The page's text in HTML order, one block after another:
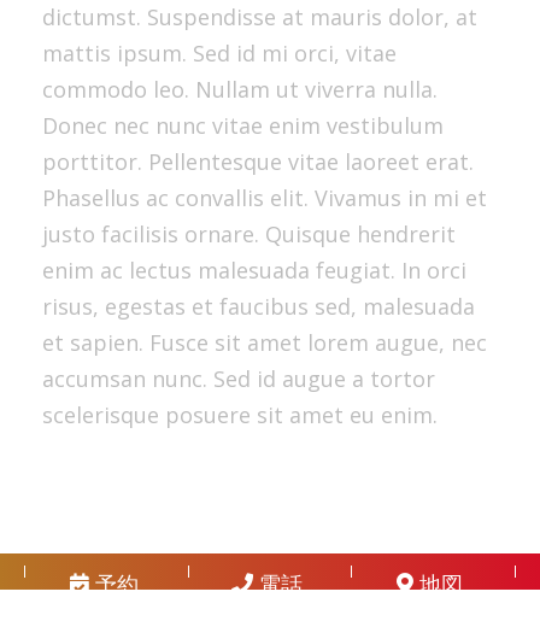
dictumst. Suspendisse at mauris dolor, at
mattis ipsum. Sed id mi orci, vitae
commodo leo. Nullam ut viverra nulla.
Donec nec nunc vitae enim vestibulum
porttitor. Pellentesque vitae laoreet erat.
Phasellus ac convallis elit. Vivamus in mi et
justo facilisis ornare. Quisque hendrerit
enim ac lectus malesuada feugiat. In orci
risus, egestas et faucibus sed, malesuada
et sapien. Fusce sit amet lorem augue, nec
accumsan nunc. Sed id augue a tortor
scelerisque posuere sit amet eu enim.
予約 電話 地図